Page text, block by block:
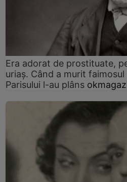
Era adorat de prostituate,
uriaș. Când a murit
Parisului l-au plâns